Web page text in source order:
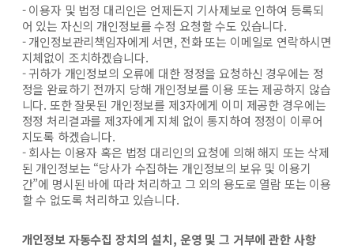
- 이용자 및 법정 대리인은 언제든지 기사제보로 인하여 등록되
어 있는 자신의 개인정보를 수정 요청할 수도 있습니다.
- 개인정보관리책임자에게 서면, 전화 또는 이메일로 연락하시면
지체없이 조치하겠습니다.
- 귀하가 개인정보의 오류에 대한 정정을 요청하신 경우에는 정
정을 완료하기 전까지 당해 개인정보를 이용 또는 제공하지 않습
니다. 또한 잘못된 개인정보를 제3자에게 이미 제공한 경우에는
정정 처리결과를 제3자에게 지체 없이 통지하여 정정이 이루어
지도록 하겠습니다.
- 회사는 이용자 혹은 법정 대리인의 요청에 의해 해지 또는 삭제
된 개인정보는 “당사가 수집하는 개인정보의 보유 및 이용기
간”에 명시된 바에 따라 처리하고 그 외의 용도로 열람 또는 이용
할 수 없도록 처리하고 있습니다.
개인정보 자동수집 장치의 설치, 운영 및 그 거부에 관한 사항